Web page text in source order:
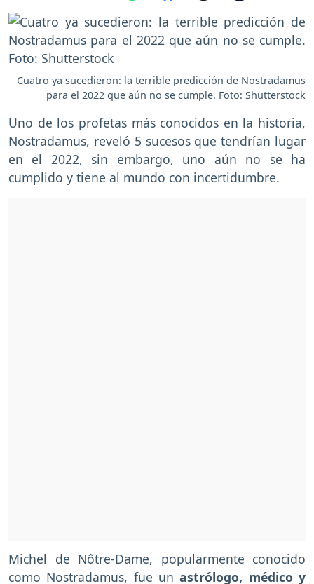
Cuatro ya sucedieron: la terrible predicción de Nostradamus
para el 2022 que aún no se cumple. Foto: Shutterstock
Uno de los profetas más conocidos en la historia,
Nostradamus, reveló 5 sucesos que tendrían lugar
en el 2022, sin embargo, uno aún no se ha
cumplido y tiene al mundo con incertidumbre.
Michel de Nôtre-Dame, popularmente conocido
como Nostradamus, fue un astrólogo, médico y